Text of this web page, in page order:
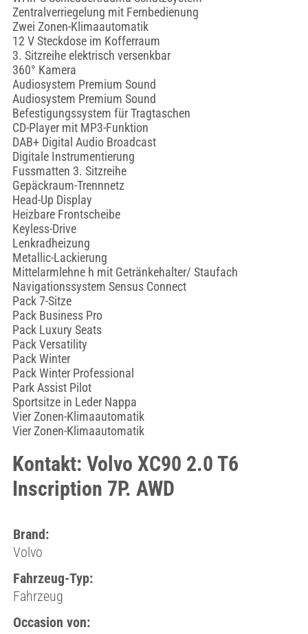
Zentralverriegelung mit Fernbedienung
Zwei Zonen-Klimaautomatik
12 V Steckdose im Kofferraum
3. Sitzreihe elektrisch versenkbar
360° Kamera
Audiosystem Premium Sound
Audiosystem Premium Sound
Befestigungssystem für Tragtaschen
CD-Player mit MP3-Funktion
DAB+ Digital Audio Broadcast
Digitale Instrumentierung
Fussmatten 3. Sitzreihe
Gepäckraum-Trennnetz
Head-Up Display
Heizbare Frontscheibe
Keyless-Drive
Lenkradheizung
Metallic-Lackierung
Mittelarmlehne h mit Getränkehalter/ Staufach
Navigationssystem Sensus Connect
Pack 7-Sitze
Pack Business Pro
Pack Luxury Seats
Pack Versatility
Pack Winter
Pack Winter Professional
Park Assist Pilot
Sportsitze in Leder Nappa
Vier Zonen-Klimaautomatik
Vier Zonen-Klimaautomatik
Kontakt: Volvo XC90 2.0 T6
Inscription 7P. AWD
Brand:
Volvo
Fahrzeug-Typ:
Fahrzeug
Occasion von: